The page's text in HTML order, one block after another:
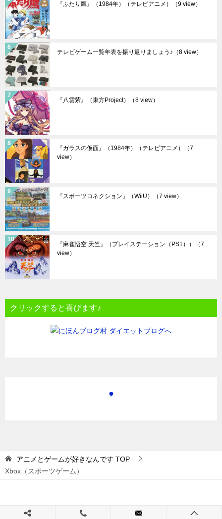
『ふたり鷹』（1984年）（テレビアニメ） （9 view）
テレビゲーム一覧年表を振り返りましょう♪ （8 view）
『八雲紫』（東方Project） （8 view）
『ガラスの仮面』（1984年）（テレビアニメ）
（7
view）
『スポーツコネクション』（WiiU） （7 view）
『麻雀悟空 天竺』（プレイステーション（PS1））
（7
view）
クリックすると喜びます♪
●
アニメとゲームが好きなんです TOP
Xbox（スポーツゲーム）
© 2017 アニメとゲームが好きなんです